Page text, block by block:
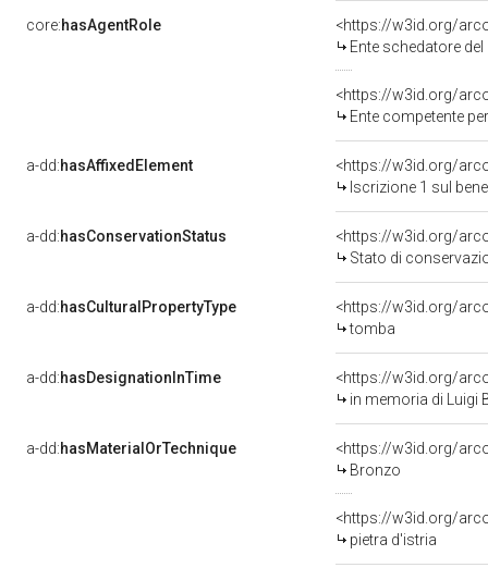
core:hasAgentRole
<https://w3id.org/
Ente schedatore del
<https://w3id.org/
Ente competente per
a-dd:hasAffixedElement
<https://w3id.org/
Iscrizione 1 sul
a-dd:hasConservationStatus
<https://w3id.org/
Stato di
a-dd:hasCulturalPropertyType
<https://w3id.org/
tomba
a-dd:hasDesignationInTime
<https://w3id.org/
in memoria di Luigi
a-dd:hasMaterialOrTechnique
<https://w3id.org/
Bronzo
<https://w3id.org/
pietra d'istria